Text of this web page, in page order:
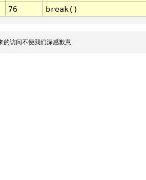
76 break()
的访问不便我们深感歉意.